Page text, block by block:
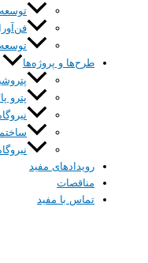
توسعه مکران
فن‌آوران انرژی
توسعه صنعت و
طرح‌ها و پروژه‌ها
پتروشیمی مهر
پترو پالایشگاه
نیروگاه یکصد
ساختمان
نیروگاه برق
رویداد‌های مفید
مناقصات
تماس با مفید